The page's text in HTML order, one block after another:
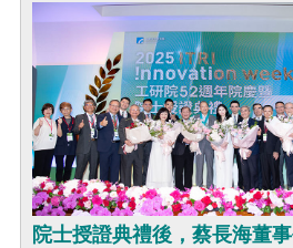
院士授證典禮後，蔡長海董